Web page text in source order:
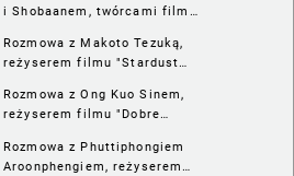
i Shobaanem, twórcami filmu
Rozmowa z Makoto Tezuką,
reżyserem filmu "Stardust
Rozmowa z Ong Kuo Sinem,
reżyserem filmu "Dobre
Rozmowa z Phuttiphongiem
Aroonphengiem, reżyserem